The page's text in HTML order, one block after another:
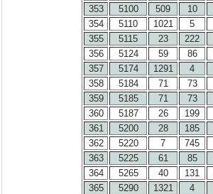
353
5100 509 10
354
5110 1021 5
355
5115 23 222
356
5124 59 86
357
5174 1291 4
358
5184 71 73
359
5185 71 73
360
5187 26 199
361
5200 28 185
362
5220 7 745
363
5225 61 85
364
5265 40 131
365
5290 1321 4